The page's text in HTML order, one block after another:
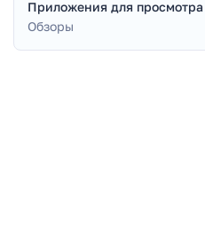
Приложения для
Обзоры